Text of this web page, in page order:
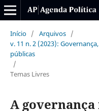
Início / Arquivos /
v. 11 n. 2 (2023):
públicas
/
Temas Livres
A